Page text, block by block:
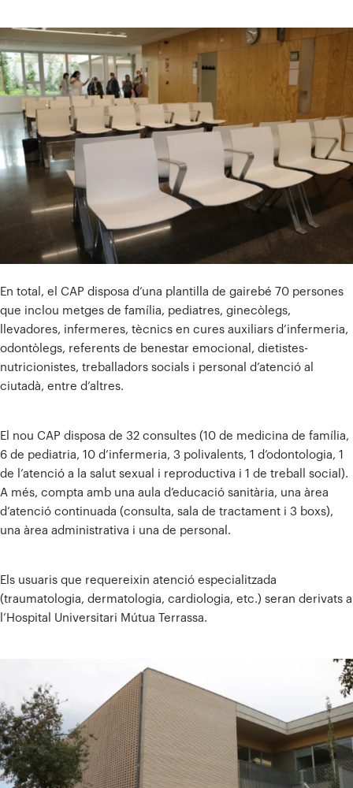
En total, el CAP disposa d’una plantilla de gairebé 70 persones
que inclou metges de família, pediatres, ginecòlegs,
llevadores, infermeres, tècnics en cures auxiliars d’infermeria,
odontòlegs, referents de benestar emocional, dietistes-
nutricionistes, treballadors socials i personal d’atenció al
ciutadà, entre d’altres.
El nou CAP disposa de 32 consultes (10 de medicina de família,
6 de pediatria, 10 d’infermeria, 3 polivalents, 1 d’odontologia, 1
de l’atenció a la salut sexual i reproductiva i 1 de treball social).
A més, compta amb una aula d’educació sanitària, una àrea
d’atenció continuada (consulta, sala de tractament i 3 boxs),
una àrea administrativa i una de personal.
Els usuaris que requereixin atenció especialitzada
(traumatologia, dermatologia, cardiologia, etc.) seran derivats a
l’Hospital Universitari Mútua Terrassa.